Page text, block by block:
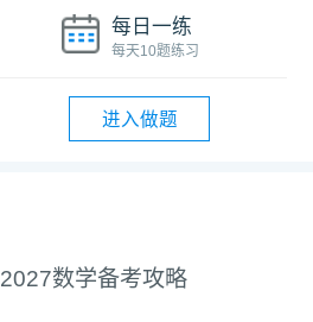
每日一练
每天10题练习
进入做题
2027数学备考攻略